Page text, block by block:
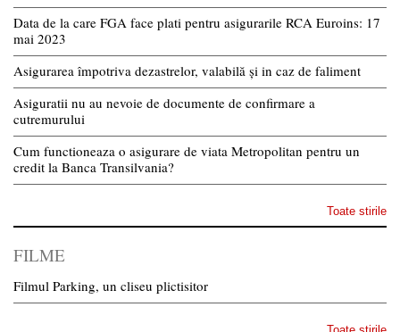
Data de la care FGA face plati pentru asigurarile RCA Euroins: 17
mai 2023
Asigurarea împotriva dezastrelor, valabilă și in caz de faliment
Asiguratii nu au nevoie de documente de confirmare a
cutremurului
Cum functioneaza o asigurare de viata Metropolitan pentru un
credit la Banca Transilvania?
Toate stirile
FILME
Filmul Parking, un cliseu plictisitor